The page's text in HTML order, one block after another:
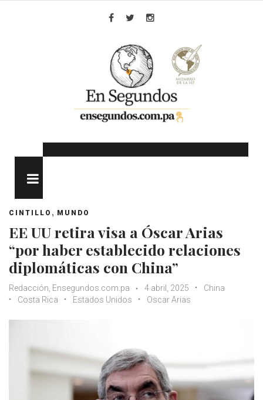
CINTILLO , MUNDO
EE UU retira visa a Óscar Arias
“por haber establecido relaciones
diplomáticas con China”
Redacción, Ensegundos.com.pa 4 abril, 2025
China
Costa Rica
Estados Unidos Oscar Arias